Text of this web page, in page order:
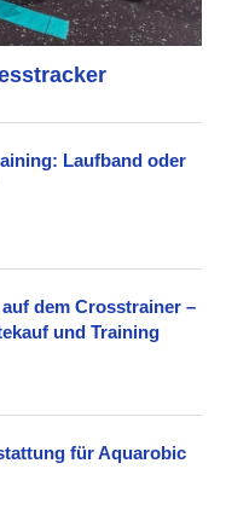
Laufband oder
dem Crosstrainer –
und Training
für Aquarobic